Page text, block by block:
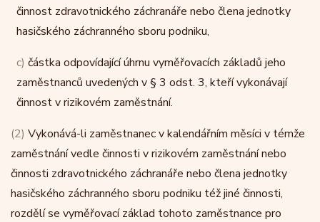
činnost zdravotnického záchranáře nebo člena jednotky
hasičského záchranného sboru podniku,
c) částka odpovídající úhrnu vyměřovacích základů jeho
zaměstnanců uvedených v § 3 odst. 3, kteří vykonávají
činnost v rizikovém zaměstnání.
(2) Vykonává-li zaměstnanec v kalendářním měsíci v témže
zaměstnání vedle činnosti v rizikovém zaměstnání nebo
činnosti zdravotnického záchranáře nebo člena jednotky
hasičského záchranného sboru podniku též jiné činnosti,
rozdělí se vyměřovací základ tohoto zaměstnance pro